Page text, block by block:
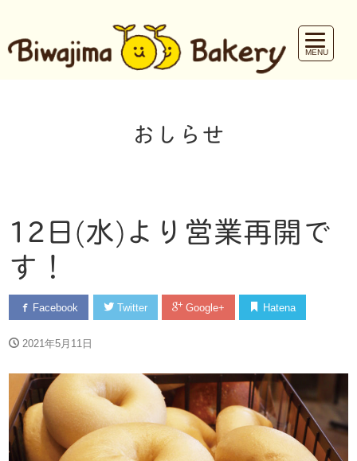
おしらせ
12日(水)より営業再開で
す！
Facebook Twitter Google+ Hatena
2021年5月11日